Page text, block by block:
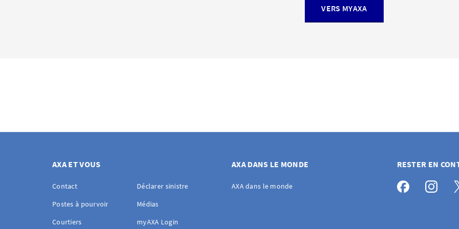
la liste des émetteurs de factures et saisissez vos données, y compris
VERS MYAXA
AXA ET VOUS
Contact
Déclarer sinistre
Postes à pourvoir
Médias
Courtiers
myAXA Login
AXA DANS LE MONDE
AXA dans le monde
RESTER EN